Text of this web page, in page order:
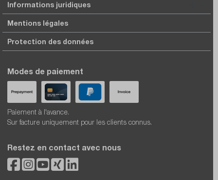
Informations juridiques
Mentions légales
Protection des données
Modes de paiement
Paiement à l'avance.
Sur facture uniquement pour les clients connus.
Restez en contact avec nous